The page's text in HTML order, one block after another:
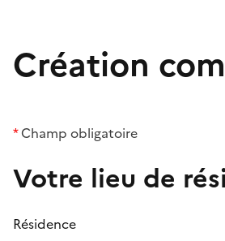
Création
*Champ obligatoire
Votre lieu de
Résidence